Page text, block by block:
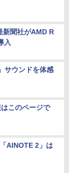
新聞社がAMD R
入
サウンドを体感
このページで
AINOTE 2」は